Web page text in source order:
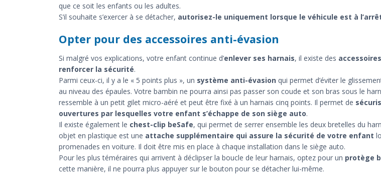
que ce soit les enfants ou les adultes.
S’il souhaite s’exercer à se détacher, autorisez-le uniquement lorsque le véhicule est à
Opter pour des accessoires anti-évasion
Si malgré vos explications, votre enfant continue d’enlever ses harnais, il existe des
renforcer la sécurité.
Parmi ceux-ci, il y a le « 5 points plus », un système anti-évasion qui permet d’éviter le
au niveau des épaules. Votre bambin ne pourra ainsi pas passer son coude et son bras sous le
ressemble à un petit gilet micro-aéré et peut être fixé à un harnais cinq points. Il permet de
ouvertures par lesquelles votre enfant s’échappe de son siège auto.
Il existe également le chest-clip beSafe, qui permet de serrer ensemble les deux bretelles du
objet en plastique est une attache supplémentaire qui assure la sécurité de votre enfant
promenades en voiture. Il doit être mis en place à chaque installation dans le siège auto.
Pour les plus téméraires qui arrivent à déclipser la boucle de leur harnais, optez pour un protège
cette manière, il ne pourra plus appuyer sur le bouton pour se détacher lui-même.